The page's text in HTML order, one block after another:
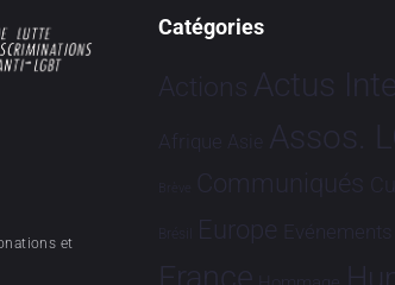
et
Catégories
Actions Actus
Afrique Asie Assos.
Brève Communiqués
Brésil Europe Evénements